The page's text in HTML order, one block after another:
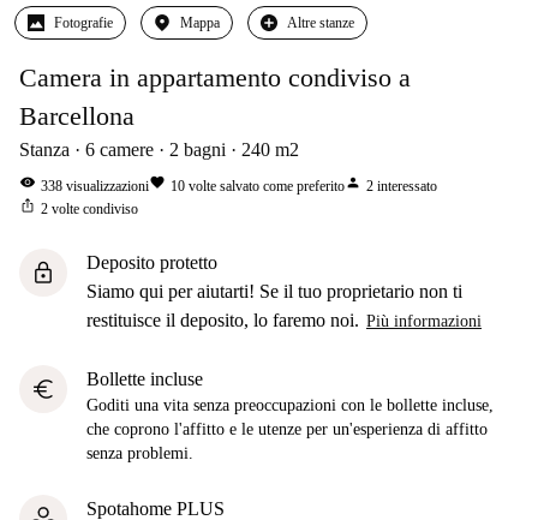
Fotografie Mappa Altre stanze
Camera in appartamento condiviso a
Barcellona
Stanza 6 camere 2 bagni 240 m2
visibility 338 visualizzazionifavorite 10 volte salvato come preferitoperson 2 interessato
ios_share 2 volte condiviso
lock
Deposito protetto
Siamo qui per aiutarti! Se il tuo proprietario non ti
restituisce il deposito, lo faremo noi. Più informazioni
euro Bollette incluse
Goditi una vita senza preoccupazioni con le bollette incluse,
che coprono l'affitto e le utenze per un'esperienza di affitto
senza problemi.
Spotahome PLUS